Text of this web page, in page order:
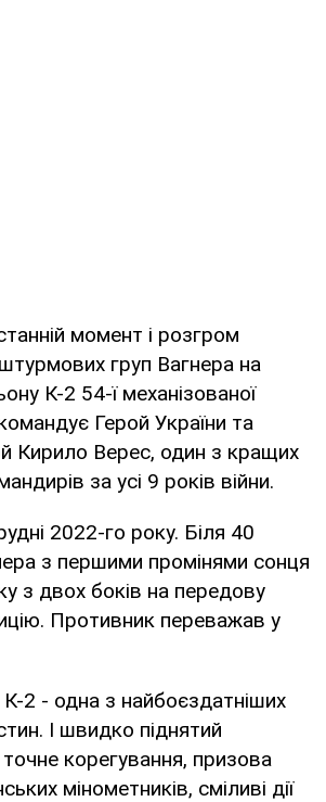
момент і розгром
груп Вагнера на
К-2 54-ї механізованої
Герой України та
Кирило Верес, один з кращих
за усі 9 років війни.
2022-го року. Біля 40
з першими промінями сонця
з двох боків на передову
Противник переважав у
2 - одна з найбоєздатніших
І швидко піднятий
корегування, призова
мінометників, сміливі дії